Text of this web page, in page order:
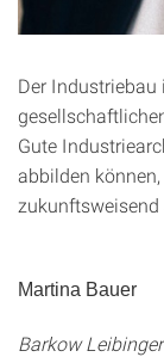
Der
Gute
abbilden
zukunftsweisend
Martina Bauer
Barkow Leibinger